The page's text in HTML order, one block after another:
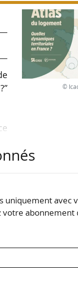
©
uniquement avec
abonnement